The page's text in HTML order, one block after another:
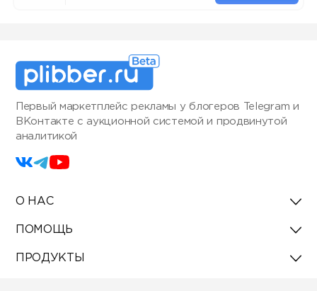
Первый маркетплейс рекламы у блогеров Telegram и
ВКонтакте с аукционной системой и продвинутой
аналитикой
О НАС
ПОМОЩЬ
ПРОДУКТЫ